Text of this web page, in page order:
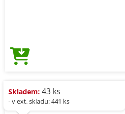
Skladem: 43 ks
- v ext. skladu: 441 ks